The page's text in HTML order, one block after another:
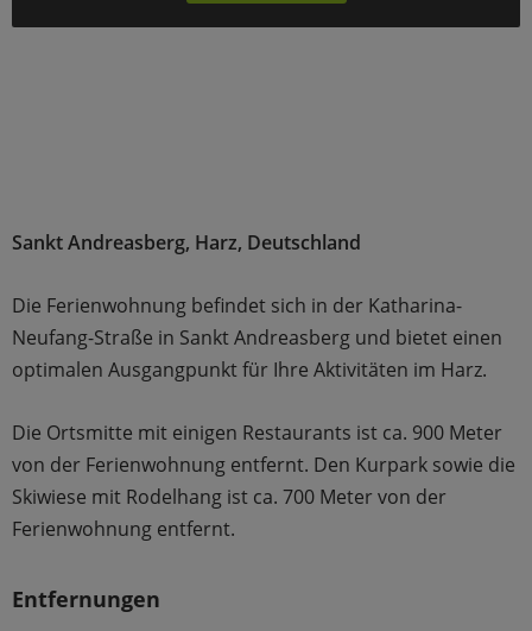
Sankt Andreasberg, Harz, Deutschland
Die Ferienwohnung befindet sich in der Katharina-
Neufang-Straße in Sankt Andreasberg und bietet einen
optimalen Ausgangpunkt für Ihre Aktivitäten im Harz.
Die Ortsmitte mit einigen Restaurants ist ca. 900 Meter
von der Ferienwohnung entfernt. Den Kurpark sowie die
Skiwiese mit Rodelhang ist ca. 700 Meter von der
Ferienwohnung entfernt.
Entfernungen